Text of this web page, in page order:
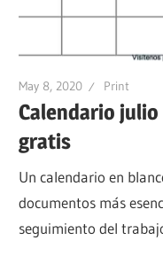
May 8, 2020 Print
Calendario
gratis
Un calendario en
documentos más
seguimiento del